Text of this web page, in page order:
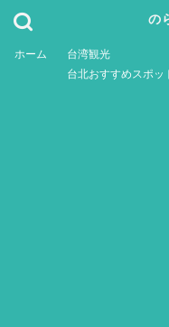
の
ホーム
台湾観光
台北おすすめスポッ